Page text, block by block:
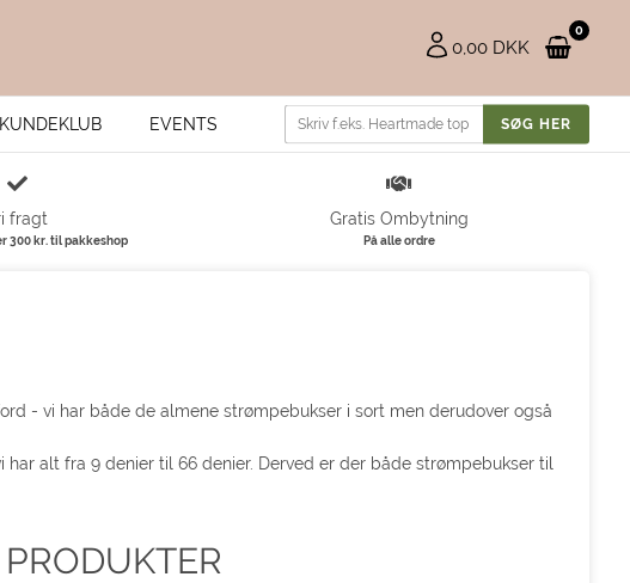
0
0,00 DKK
KUNDEKLUB EVENTS
fragt
300 kr. til pakkeshop
Gratis Ombytning
På alle ordre
- vi har både de almene strømpebukser i sort men derudover også
alt fra 9 denier til 66 denier. Derved er der både strømpebukser til